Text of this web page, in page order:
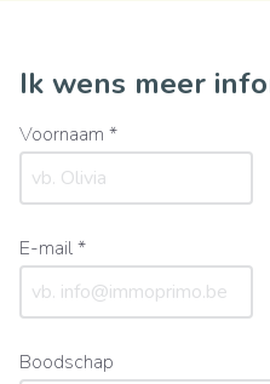
Ik wens meer
Voornaam *
E-mail *
Boodschap